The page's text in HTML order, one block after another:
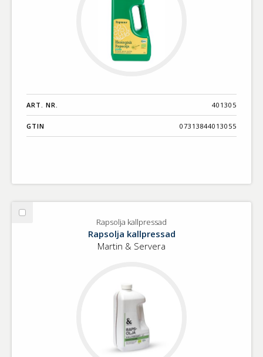
ART. NR. 401305
GTIN 07313844013055
Välj
Rapsolja kallpressad
Rapsolja kallpressad
Martin & Servera